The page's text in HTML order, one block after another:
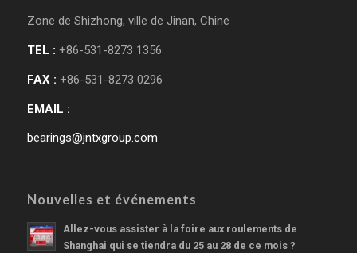
Zone de Shizhong, ville de Jinan, Chine
TEL : +86-531-8273 1356
FAX : +86-531-8273 0296
EMAIL :
bearings@jntxgroup.com
Nouvelles et événements
Allez-vous assister à la foire aux roulements de
Shanghai qui se tiendra du 25 au 28 de ce mois ?